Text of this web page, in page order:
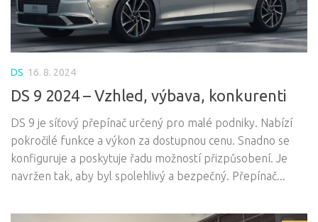
DS 16. 8. 2024
DS 9 2024 – Vzhled, výbava, konkurenti
DS 9 je síťový přepínač určený pro malé podniky. Nabízí
pokročilé funkce a výkon za dostupnou cenu. Snadno se
konfiguruje a poskytuje řadu možností přizpůsobení. Je
navržen tak, aby byl spolehlivý a bezpečný. Přepínač...